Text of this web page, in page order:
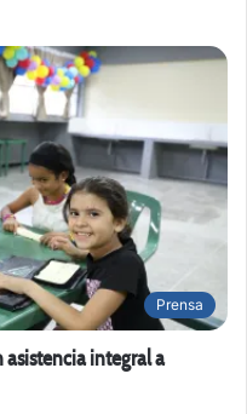
Prensa
integral a